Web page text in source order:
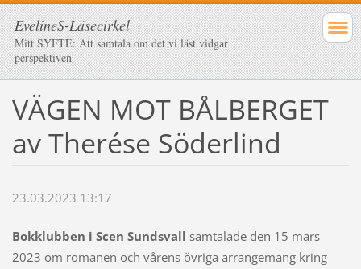
EvelineS-Läsecirkel
Mitt SYFTE: Att samtala om det vi läst vidgar
perspektiven
VÄGEN MOT BÅLBERGET
av Therése Söderlind
23.03.2023 13:17
Bokklubben i Scen Sundsvall samtalade den 15 mars
2023 om romanen och vårens övriga arrangemang kring